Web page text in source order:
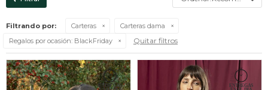
Filtrando por: Carteras
Carteras dama
Regalos por ocasión: BlackFriday Quitar filtros